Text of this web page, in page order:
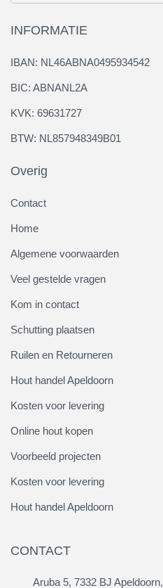
INFORMATIE
IBAN: NL46ABNA0495934542
BIC: ABNANL2A
KVK: 69631727
BTW: NL857948349B01
Overig
Contact
Home
Algemene voorwaarden
Veel gestelde vragen
Kom in contact
Schutting plaatsen
Ruilen en Retourneren
Hout handel Apeldoorn
Kosten voor levering
Online hout kopen
Voorbeeld projecten
Kosten voor levering
Hout handel Apeldoorn
CONTACT
Aruba 5, 7332 BJ Apeldoorn,